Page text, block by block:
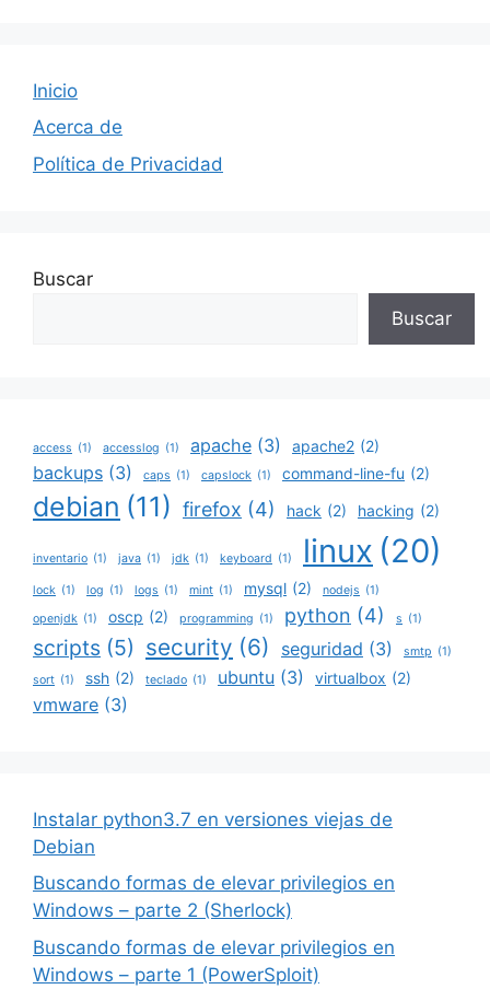
Inicio
Acerca de
Política de Privacidad
Buscar
Buscar
access (1) accesslog (1) apache (3) apache2 (2)
backups (3) caps (1) capslock (1) command-line-fu (2)
debian (11) firefox (4) hack (2) hacking (2)
inventario (1) java (1) jdk (1) keyboard (1) linux (20)
lock (1) log (1) logs (1) mint (1) mysql (2) nodejs (1)
openjdk (1) oscp (2) programming (1) python (4) s (1)
scripts (5) security (6) seguridad (3) smtp (1)
sort (1) ssh (2) teclado (1) ubuntu (3) virtualbox (2)
vmware (3)
Instalar python3.7 en versiones viejas de
Debian
Buscando formas de elevar privilegios en
Windows – parte 2 (Sherlock)
Buscando formas de elevar privilegios en
Windows – parte 1 (PowerSploit)